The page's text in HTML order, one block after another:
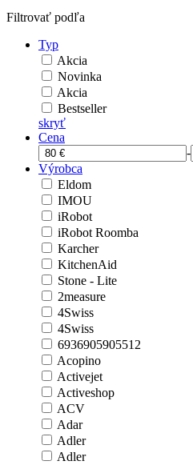
Filtrovať podľa
Typ
Akcia
Novinka
Akcia
Bestseller
skryť
Cena
-
Výrobca
Eldom
IMOU
iRobot
iRobot Roomba
Karcher
KitchenAid
Stone - Lite
2measure
4Swiss
4Swiss
6936905905512
Acopino
Activejet
Activeshop
ACV
Adar
Adler
Adler